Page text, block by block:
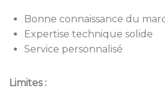
Bonne connaissance du
Expertise technique solide
Service personnalisé
Limites :